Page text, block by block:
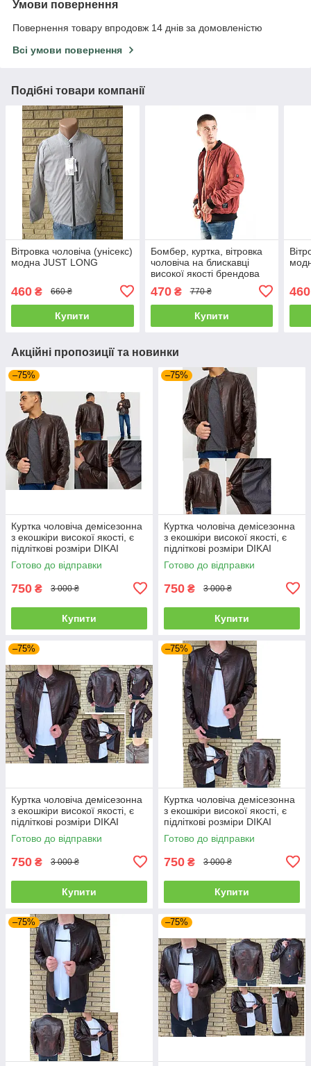
Умови повернення
Повернення товару впродовж 14 днів за домовленістю
Всі умови повернення
Подібні товари компанії
Вітровка чоловіча (унісекс)
модна JUST LONG
460 ₴ 660 ₴
Купити
Бомбер, куртка, вітровка
чоловіча на блискавці
високої якості брендова
(ARBER)
470₴ 770 ₴
Купити
460
Акційні пропозиції та новинки
–75%
Куртка чоловіча демісезонна
з екошкіри високої якості, є
підліткові розміри DIKAI
Готово до відправки
750 ₴ 3 000 ₴
Купити
–75%
Куртка чоловіча демісезонна
з екошкіри високої якості, є
підліткові розміри DIKAI
Готово до відправки
750 ₴ 3 000 ₴
Купити
–75%
Куртка чоловіча демісезонна
з екошкіри високої якості, є
підліткові розміри DIKAI
Готово до відправки
750 ₴ 3 000 ₴
Купити
–75%
Куртка чоловіча демісезонна
з екошкіри високої якості, є
підліткові розміри DIKAI
Готово до відправки
750 ₴ 3 000 ₴
Купити
–75% –75%